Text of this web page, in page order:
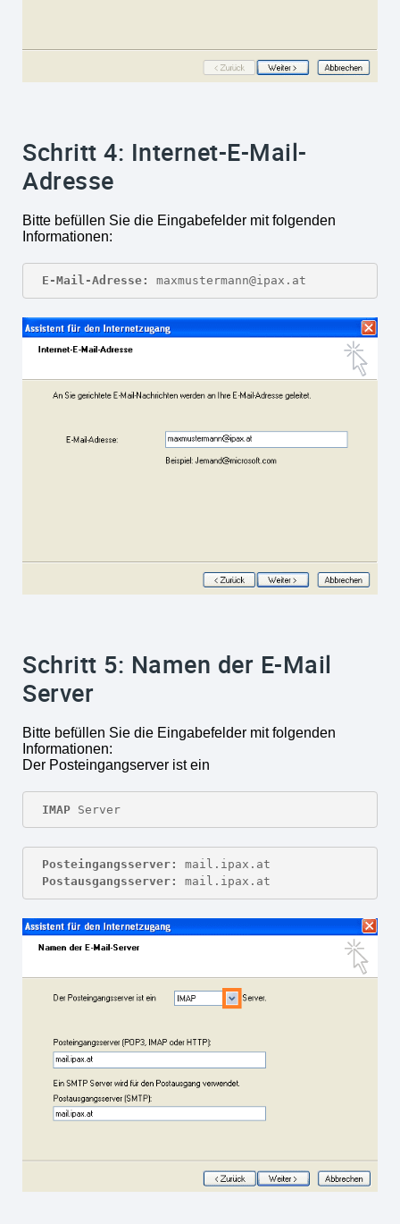
Schritt 4: Internet-E-Mail-
Adresse
Bitte befüllen Sie die Eingabefelder mit folgenden
Informationen:
E-Mail-Adresse: maxmustermann@ipax.at
Schritt 5: Namen der E-Mail
Server
Bitte befüllen Sie die Eingabefelder mit folgenden
Informationen:
Der Posteingangserver ist ein
IMAP Server
Posteingangsserver:
Postausgangsserver:
mail.ipax.at